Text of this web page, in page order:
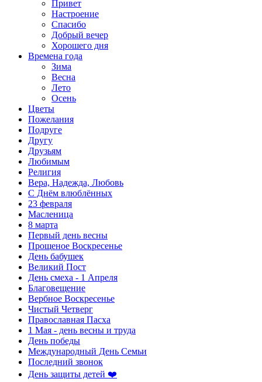
Привет
Настроение
Спасибо
Добрый вечер
Хорошего дня
Времена года
Зима
Весна
Лето
Осень
Цветы
Пожелания
Подруге
Другу
Друзьям
Любимым
Религия
Вера, Надежда, Любовь
С Днём влюблённых
23 февраля
Масленица
8 марта
Первый день весны
Прощеное Воскресенье
День бабушек
Великий Пост
День смеха - 1 Апреля
Благовещение
Вербное Воскресенье
Чистый Четверг
Православная Пасха
1 Мая - день весны и труда
День победы
Международный День Семьи
Последний звонок
День защиты детей ❤️